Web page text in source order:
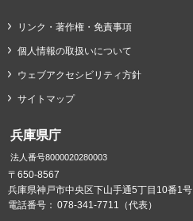
リンク・著作権・免責事項
個人情報の取扱いについて
ウェブアクセシビリティ方針
サイトマップ
兵庫県庁
法人番号8000020280003
〒650-8567
兵庫県神戸市中央区下山手通5丁目10番1号
電話番号： 078-341-7711（代表）